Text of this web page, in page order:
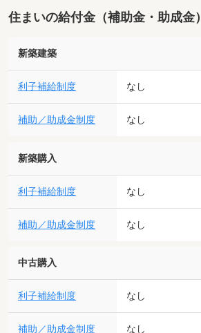
住まいの給付金（補助金・助成金）
新築建築
利子補給制度 なし
補助／助成金制度 なし
新築購入
利子補給制度 なし
補助／助成金制度 なし
中古購入
利子補給制度 なし
補助／助成金制度 なし